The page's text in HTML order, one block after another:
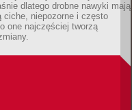
dlatego drobne nawyki mają
ciche, niepozorne i często
one najczęściej tworzą